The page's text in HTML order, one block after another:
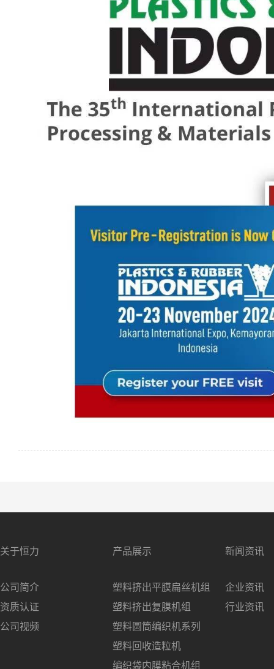
关于恒力
公司简介
资质认证
公司视频
产品展示
塑料挤出平膜扁丝机组
塑料挤出复膜机组
塑料圆筒编织机系列
塑料回收造粒机
编织袋内膜粘合机组
新闻资讯
企业资讯
行业资讯